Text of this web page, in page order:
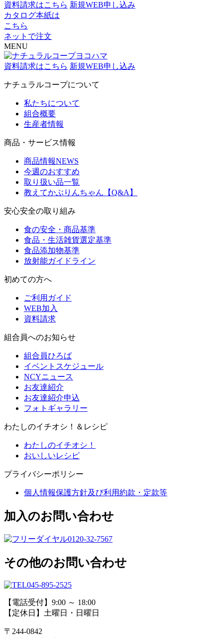
資料請求はこちら 新規WEB申し込み
カタログ本紙は
こちら
ネットで注文
MENU
資料請求はこちら 新規WEB申し込み
ナチュラルコープについて
私たちについて
組合概要
生産者情報
商品・サービス情報
商品情報NEWS
今週のおすすめ
取り扱い品一覧
教えてかぶりんちゃん【Q&A】
安心安全の取り組み
食の安全・商品基準
食品・生活雑貨選定基準
食品添加物基準
放射能ガイドライン
初めての方へ
ご利用ガイド
WEB加入
資料請求
組合員へのお知らせ
組合員ひろば
イベントスケジュール
NCYニュース
お友達紹介
お友達紹介申込
フォトギャラリー
わたしのイチオシ！＆レシピ
わたしのイチオシ！
おいしいレシピ
プライバシーポリシー
個人情報保護方針及び利用約款・定款等
加入のお問い合わせ
0120-32-7567
その他のお問い合わせ
045-895-2525
【電話受付】9:00 ～ 18:00
【定休日】土曜日・日曜日
〒244-0842